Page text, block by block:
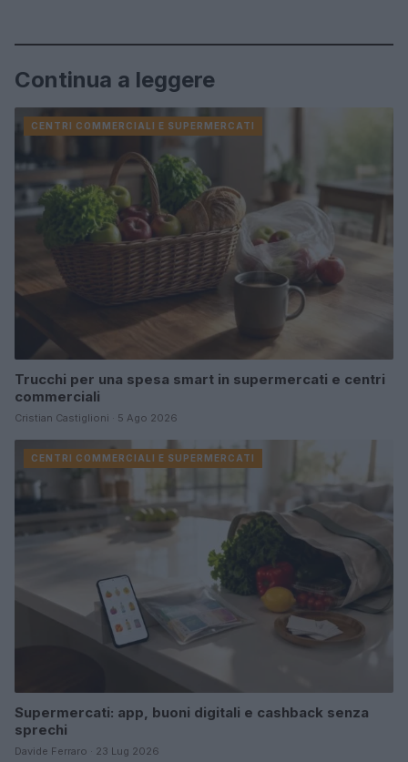
Continua a leggere
CENTRI COMMERCIALI E SUPERMERCATI
Trucchi per una spesa smart in supermercati e centri
commerciali
Cristian Castiglioni · 5 Ago 2026
CENTRI COMMERCIALI E SUPERMERCATI
Supermercati: app, buoni digitali e cashback senza
sprechi
Davide Ferraro · 23 Lug 2026